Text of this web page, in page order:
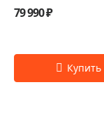
79 990 ₽